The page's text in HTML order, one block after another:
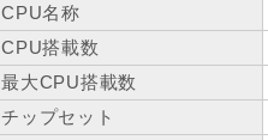
CPU名称
CPU搭載数
最大CPU搭載数
チップセット